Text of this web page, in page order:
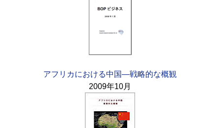
アフリカにおける中国—戦略的な概観
2009年10月